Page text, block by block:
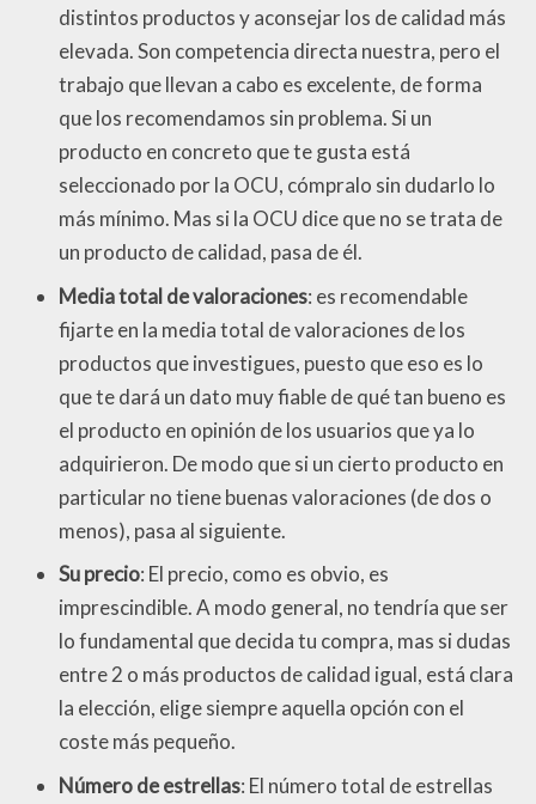
distintos productos y aconsejar los de calidad más
elevada. Son competencia directa nuestra, pero el
trabajo que llevan a cabo es excelente, de forma
que los recomendamos sin problema. Si un
producto en concreto que te gusta está
seleccionado por la OCU, cómpralo sin dudarlo lo
más mínimo. Mas si la OCU dice que no se trata de
un producto de calidad, pasa de él.
Media total de valoraciones: es recomendable
fijarte en la media total de valoraciones de los
productos que investigues, puesto que eso es lo
que te dará un dato muy fiable de qué tan bueno es
el producto en opinión de los usuarios que ya lo
adquirieron. De modo que si un cierto producto en
particular no tiene buenas valoraciones (de dos o
menos), pasa al siguiente.
Su precio: El precio, como es obvio, es
imprescindible. A modo general, no tendría que ser
lo fundamental que decida tu compra, mas si dudas
entre 2 o más productos de calidad igual, está clara
la elección, elige siempre aquella opción con el
coste más pequeño.
Número de estrellas: El número total de estrellas